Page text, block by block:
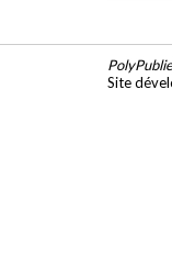
PolyPublie
Site